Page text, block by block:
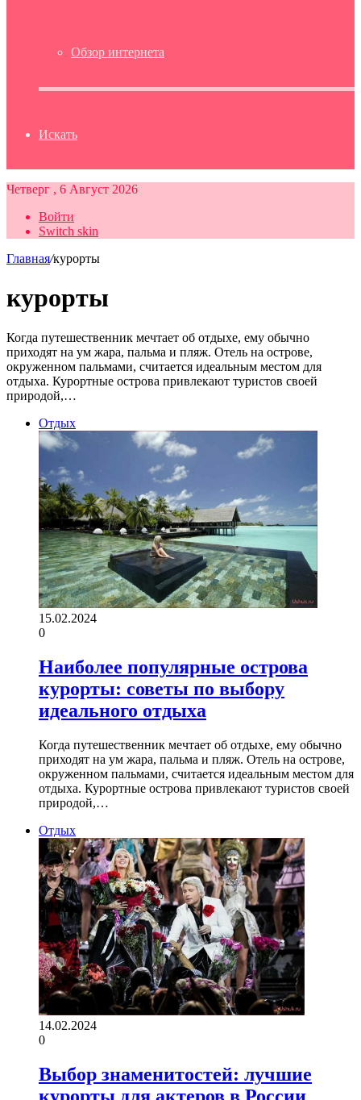
Обзор интернета
Искать
Четверг , 6 Август 2026
Войти
Switch skin
Главная/курорты
курорты
Когда путешественник мечтает об отдыхе, ему обычно
приходят на ум жара, пальма и пляж. Отель на острове,
окруженном пальмами, считается идеальным местом для
отдыха. Курортные острова привлекают туристов своей
природой,…
Отдых
15.02.2024
0
Наиболее популярные острова
курорты: советы по выбору
идеального отдыха
Когда путешественник мечтает об отдыхе, ему обычно
приходят на ум жара, пальма и пляж. Отель на острове,
окруженном пальмами, считается идеальным местом для
отдыха. Курортные острова привлекают туристов своей
природой,…
Отдых
14.02.2024
0
Выбор знаменитостей: лучшие
курорты для актеров в России